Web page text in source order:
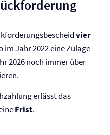
vier
im Jahr 2022 eine Zulage
2026 noch immer über
erlässt das
Frist.